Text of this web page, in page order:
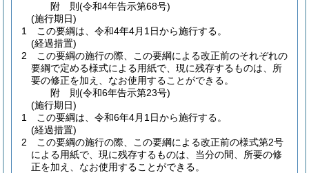
附 則(令和4年告示第68号)
(施行期日)
1
この要綱は、令和4年4月1日から施行する。
(経過措置)
2
この要綱の施行の際、この要綱による改正前のそれぞれの
要綱で定める様式による用紙で、現に残存するものは、所
要の修正を加え、なお使用することができる。
附 則(令和6年告示第23号)
(施行期日)
1
この要綱は、令和6年4月1日から施行する。
(経過措置)
2
この要綱の施行の際、この要綱による改正前の様式第2号
による用紙で、現に残存するものは、当分の間、所要の修
正を加え、なお使用することができる。